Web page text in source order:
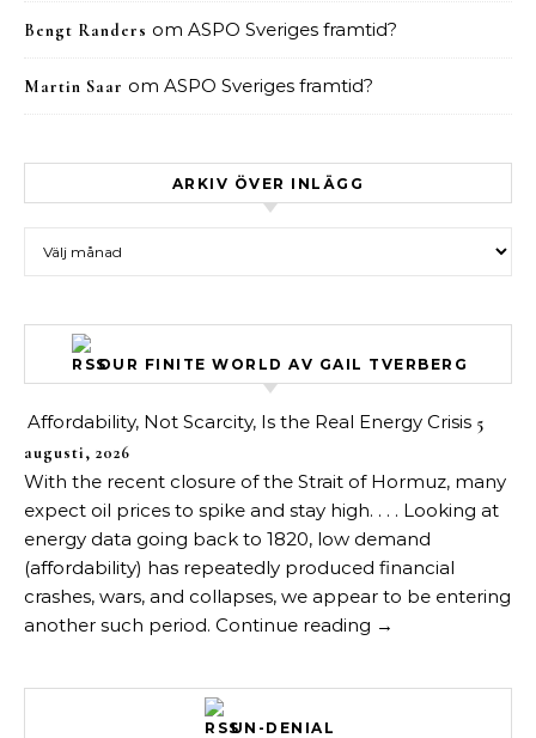
Bengt Randers om ASPO Sveriges framtid?
Martin Saar om ASPO Sveriges framtid?
ARKIV ÖVER INLÄGG
OUR FINITE WORLD AV GAIL TVERBERG
Affordability, Not Scarcity, Is the Real Energy Crisis 5
augusti, 2026
With the recent closure of the Strait of Hormuz, many
expect oil prices to spike and stay high. . . . Looking at
energy data going back to 1820, low demand
(affordability) has repeatedly produced financial
crashes, wars, and collapses, we appear to be entering
another such period. Continue reading →
UN-DENIAL